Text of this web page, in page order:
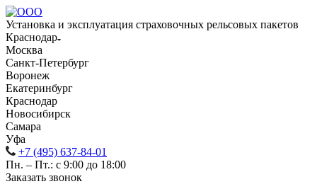
Установка и эксплуатация страховочных рельсовых пакетов
Краснодар
Москва
Санкт-Петербург
Воронеж
Екатеринбург
Краснодар
Новосибирск
Самара
Уфа
+7 (495) 637-84-01
Пн. – Пт.: с 9:00 до 18:00
Заказать звонок